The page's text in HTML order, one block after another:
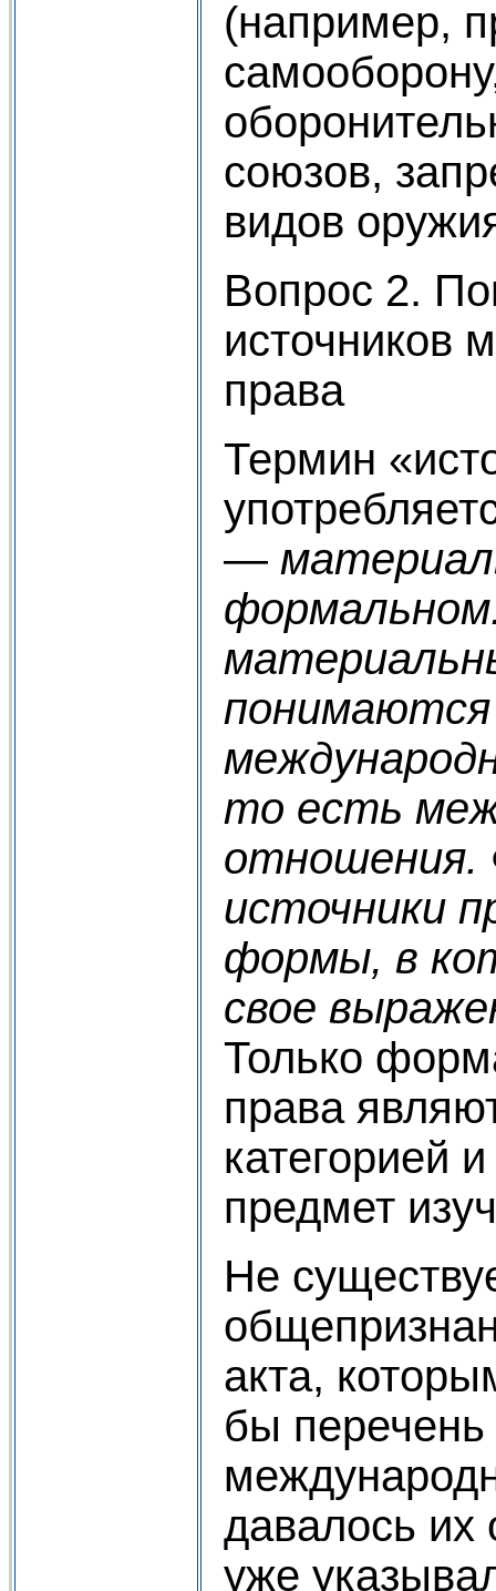
(например,
союзов,
видов
Вопрос 2.
источников
права
Термин
—
понимаются
то есть
отношения.
источники
формы, в
свое
Только
права
категорией
предмет
Не
акта,
бы перечень
давалось их
уже